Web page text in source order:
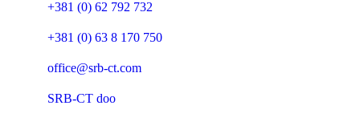
+381 (0) 62 792 732
+381 (0) 63 8 170 750
office@srb-ct.com
SRB-CT doo